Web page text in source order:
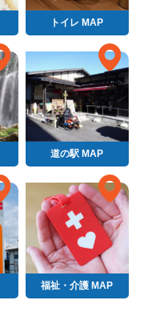
トイレ MAP
道の駅 MAP
福祉・介護 MAP